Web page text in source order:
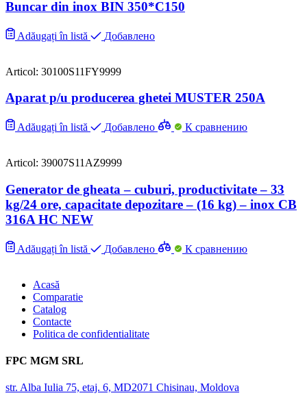
Buncar din inox BIN 350*C150
Adăugați în listă Добавлено
Articol: 30100S11FY9999
Aparat p/u producerea ghetei MUSTER 250A
Adăugați în listă Добавлено К сравнению
Articol: 39007S11AZ9999
Generator de gheata – cuburi, productivitate – 33
kg/24 ore, capacitate depozitare – (16 kg) – inox CB
316A HC NEW
Adăugați în listă Добавлено К сравнению
Acasă
Comparatie
Catalog
Contacte
Politica de confidentialitate
FPC MGM SRL
str. Alba Iulia 75, etaj. 6, MD2071 Chisinau, Moldova